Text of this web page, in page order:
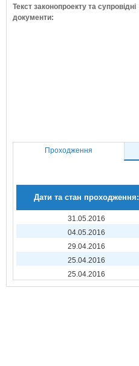
Текст законопроекту та супровідні
документи:
Проходження
Дати та стан проходження:
31.05.2016
04.05.2016
29.04.2016
25.04.2016
25.04.2016